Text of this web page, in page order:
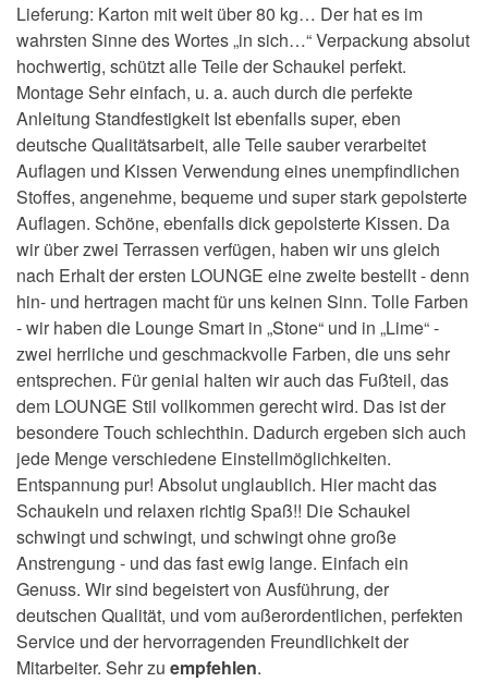
Lieferung: Karton mit weit über 80 kg… Der hat es im
wahrsten Sinne des Wortes „in sich…“ Verpackung absolut
hochwertig, schützt alle Teile der Schaukel perfekt.
Montage Sehr einfach, u. a. auch durch die perfekte
Anleitung Standfestigkeit Ist ebenfalls super, eben
deutsche Qualitätsarbeit, alle Teile sauber verarbeitet
Auflagen und Kissen Verwendung eines unempfindlichen
Stoffes, angenehme, bequeme und super stark gepolsterte
Auflagen. Schöne, ebenfalls dick gepolsterte Kissen. Da
wir über zwei Terrassen verfügen, haben wir uns gleich
nach Erhalt der ersten LOUNGE eine zweite bestellt - denn
hin- und hertragen macht für uns keinen Sinn. Tolle Farben
- wir haben die Lounge Smart in „Stone“ und in „Lime“ -
zwei herrliche und geschmackvolle Farben, die uns sehr
entsprechen. Für genial halten wir auch das Fußteil, das
dem LOUNGE Stil vollkommen gerecht wird. Das ist der
besondere Touch schlechthin. Dadurch ergeben sich auch
jede Menge verschiedene Einstellmöglichkeiten.
Entspannung pur! Absolut unglaublich. Hier macht das
Schaukeln und relaxen richtig Spaß!! Die Schaukel
schwingt und schwingt, und schwingt ohne große
Anstrengung - und das fast ewig lange. Einfach ein
Genuss. Wir sind begeistert von Ausführung, der
deutschen Qualität, und vom außerordentlichen, perfekten
Service und der hervorragenden Freundlichkeit der
Mitarbeiter. Sehr zu empfehlen.